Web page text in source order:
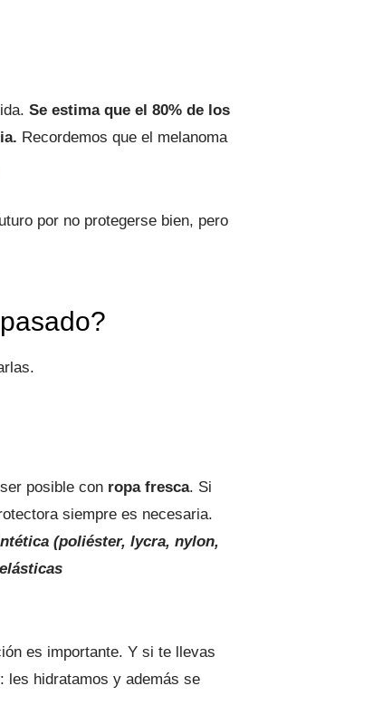
Se estima que el 80% de los
Recordemos que el melanoma
por no protegerse bien, pero
posible con ropa fresca. Si
siempre es necesaria.
(poliéster, lycra, nylon,
es importante. Y si te llevas
les hidratamos y además se